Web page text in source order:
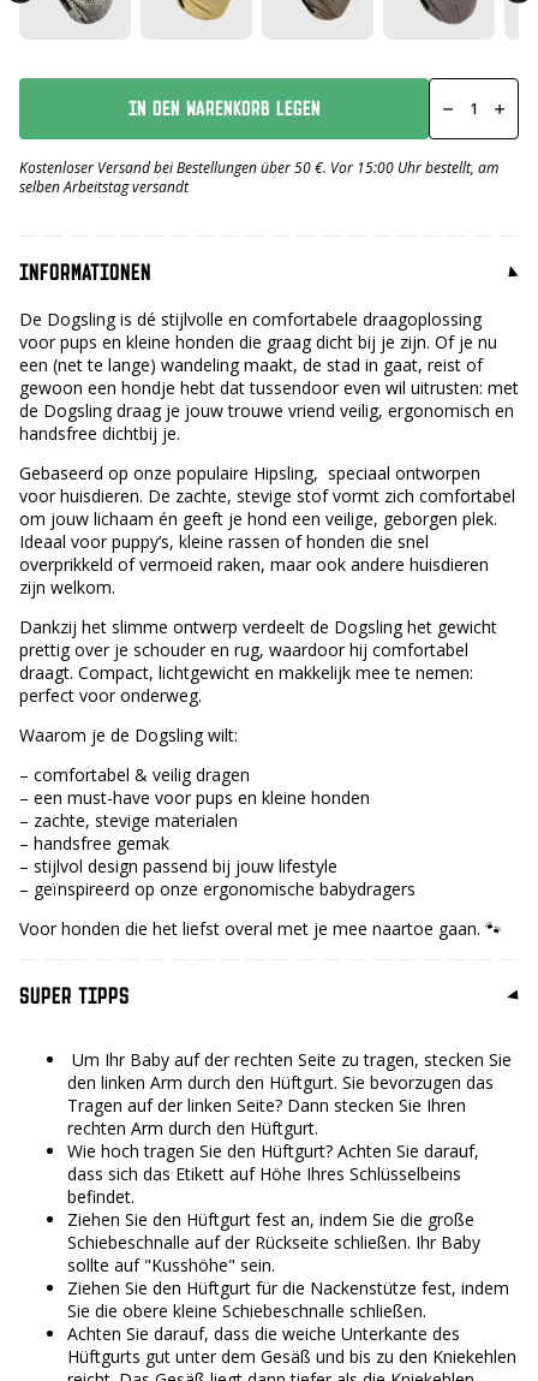
Dogsling
Leopard
Brown
aantal
IN DEN WARENKORB LEGEN
Kostenloser Versand bei Bestellungen über 50 €. Vor 15:00 Uhr bestellt, am
selben Arbeitstag versandt
INFORMATIONEN
De Dogsling is dé stijlvolle en comfortabele draagoplossing
voor pups en kleine honden die graag dicht bij je zijn. Of je nu
een (net te lange) wandeling maakt, de stad in gaat, reist of
gewoon een hondje hebt dat tussendoor even wil uitrusten: met
de Dogsling draag je jouw trouwe vriend veilig, ergonomisch en
handsfree dichtbij je.
Gebaseerd op onze populaire Hipsling, speciaal ontworpen
voor huisdieren. De zachte, stevige stof vormt zich comfortabel
om jouw lichaam én geeft je hond een veilige, geborgen plek.
Ideaal voor puppy’s, kleine rassen of honden die snel
overprikkeld of vermoeid raken, maar ook andere huisdieren
zijn welkom.
Dankzij het slimme ontwerp verdeelt de Dogsling het gewicht
prettig over je schouder en rug, waardoor hij comfortabel
draagt. Compact, lichtgewicht en makkelijk mee te nemen:
perfect voor onderweg.
Waarom je de Dogsling wilt:
– comfortabel & veilig dragen
– een must-have voor pups en kleine honden
– zachte, stevige materialen
– handsfree gemak
– stijlvol design passend bij jouw lifestyle
– geïnspireerd op onze ergonomische babydragers
Voor honden die het liefst overal met je mee naartoe gaan. 🐾
SUPER TIPPS
Um Ihr Baby auf der rechten Seite zu tragen, stecken Sie
den linken Arm durch den Hüftgurt. Sie bevorzugen das
Tragen auf der linken Seite? Dann stecken Sie Ihren
rechten Arm durch den Hüftgurt.
Wie hoch tragen Sie den Hüftgurt? Achten Sie darauf,
dass sich das Etikett auf Höhe Ihres Schlüsselbeins
befindet.
Ziehen Sie den Hüftgurt fest an, indem Sie die große
Schiebeschnalle auf der Rückseite schließen. Ihr Baby
sollte auf "Kusshöhe" sein.
Ziehen Sie den Hüftgurt für die Nackenstütze fest, indem
Sie die obere kleine Schiebeschnalle schließen.
Achten Sie darauf, dass die weiche Unterkante des
Hüftgurts gut unter dem Gesäß und bis zu den Kniekehlen